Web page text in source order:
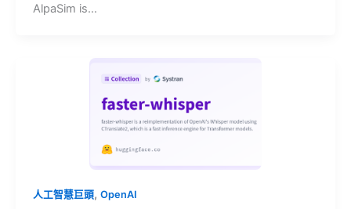
AlpaSim is…
人工智慧巨頭, OpenAI